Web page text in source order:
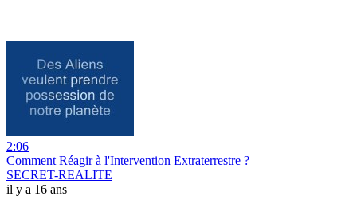
2:06
Comment Réagir à l'Intervention Extraterrestre ?
SECRET-REALITE
il y a 16 ans